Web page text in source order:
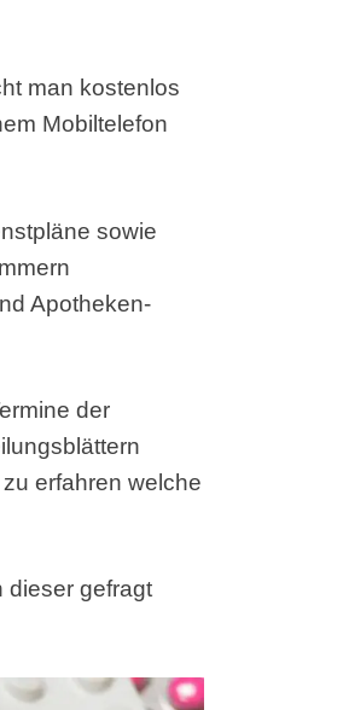
man kostenlos
Mobiltelefon
sowie
Apotheken-
der
erfahren welche
dieser gefragt